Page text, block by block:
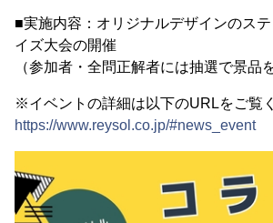
■実施内容：オリジナルデザインのス
イズ大会の開催
（参加者・全問正解者には抽選で景品
※イベントの詳細は以下のURLをご覧
https://www.reysol.co.jp/#news_event